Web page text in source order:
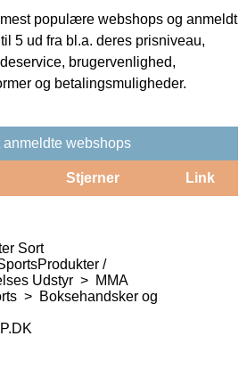
populære webshops og anmeldt
5 ud fra bl.a. deres prisniveau,
brugervenlighed,
og betalingsmuligheder.
anmeldte webshops
Stjerner Link
Sort
/
Udstyr > MMA
> Boksehandsker og